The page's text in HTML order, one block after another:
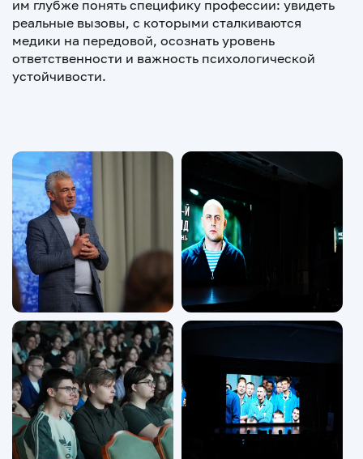
им глубже понять специфику профессии: увидеть
реальные вызовы, с которыми сталкиваются
медики на передовой, осознать уровень
ответственности и важность психологической
устойчивости.